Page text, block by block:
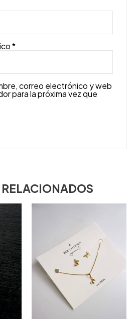
*
correo electrónico y web
para la próxima vez que